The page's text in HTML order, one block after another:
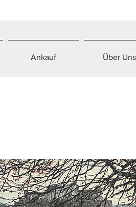
Ankauf Über Uns